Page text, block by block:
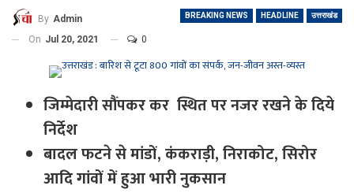
BREAKING NEWS HEADLINE उत्तराखंड
By Admin
On Jul 20, 2021 0
जिम्मेदारी सौंपकर कर स्थित पर नजर रखने के दिये
निर्देश
बादल फटने से मांडों, कंकराड़ी, निराकोट, सिरोर
आदि गांवों में हुआ भारी नुकसान